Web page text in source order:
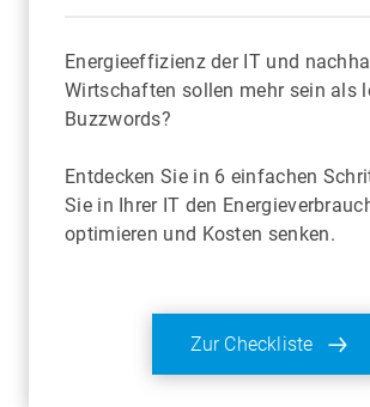
Energieeffizienz der IT und
Wirtschaften sollen mehr sein als
Buzzwords?
Entdecken Sie in 6 einfachen
Sie in Ihrer IT den
optimieren und Kosten senken.
Zur Checkliste